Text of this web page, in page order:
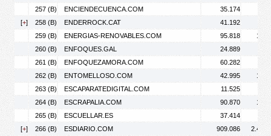
257 (B)
ENCIENDECUENCA.COM 35.174
[+] 258 (B) ENDERROCK.CAT 41.192
259 (B)
ENERGIAS-RENOVABLES.COM 95.818
260 (B)
ENFOQUES.GAL 24.889
261 (B)
ENFOQUEZAMORA.COM 60.282
262 (B)
ENTOMELLOSO.COM 42.995
263 (B)
ESCAPARATEDIGITAL.COM 11.525
264 (B)
ESCRAPALIA.COM 90.870
265 (B)
ESCUELLAR.ES 37.414
[+] 266 (B) ESDIARIO.COM 909.086